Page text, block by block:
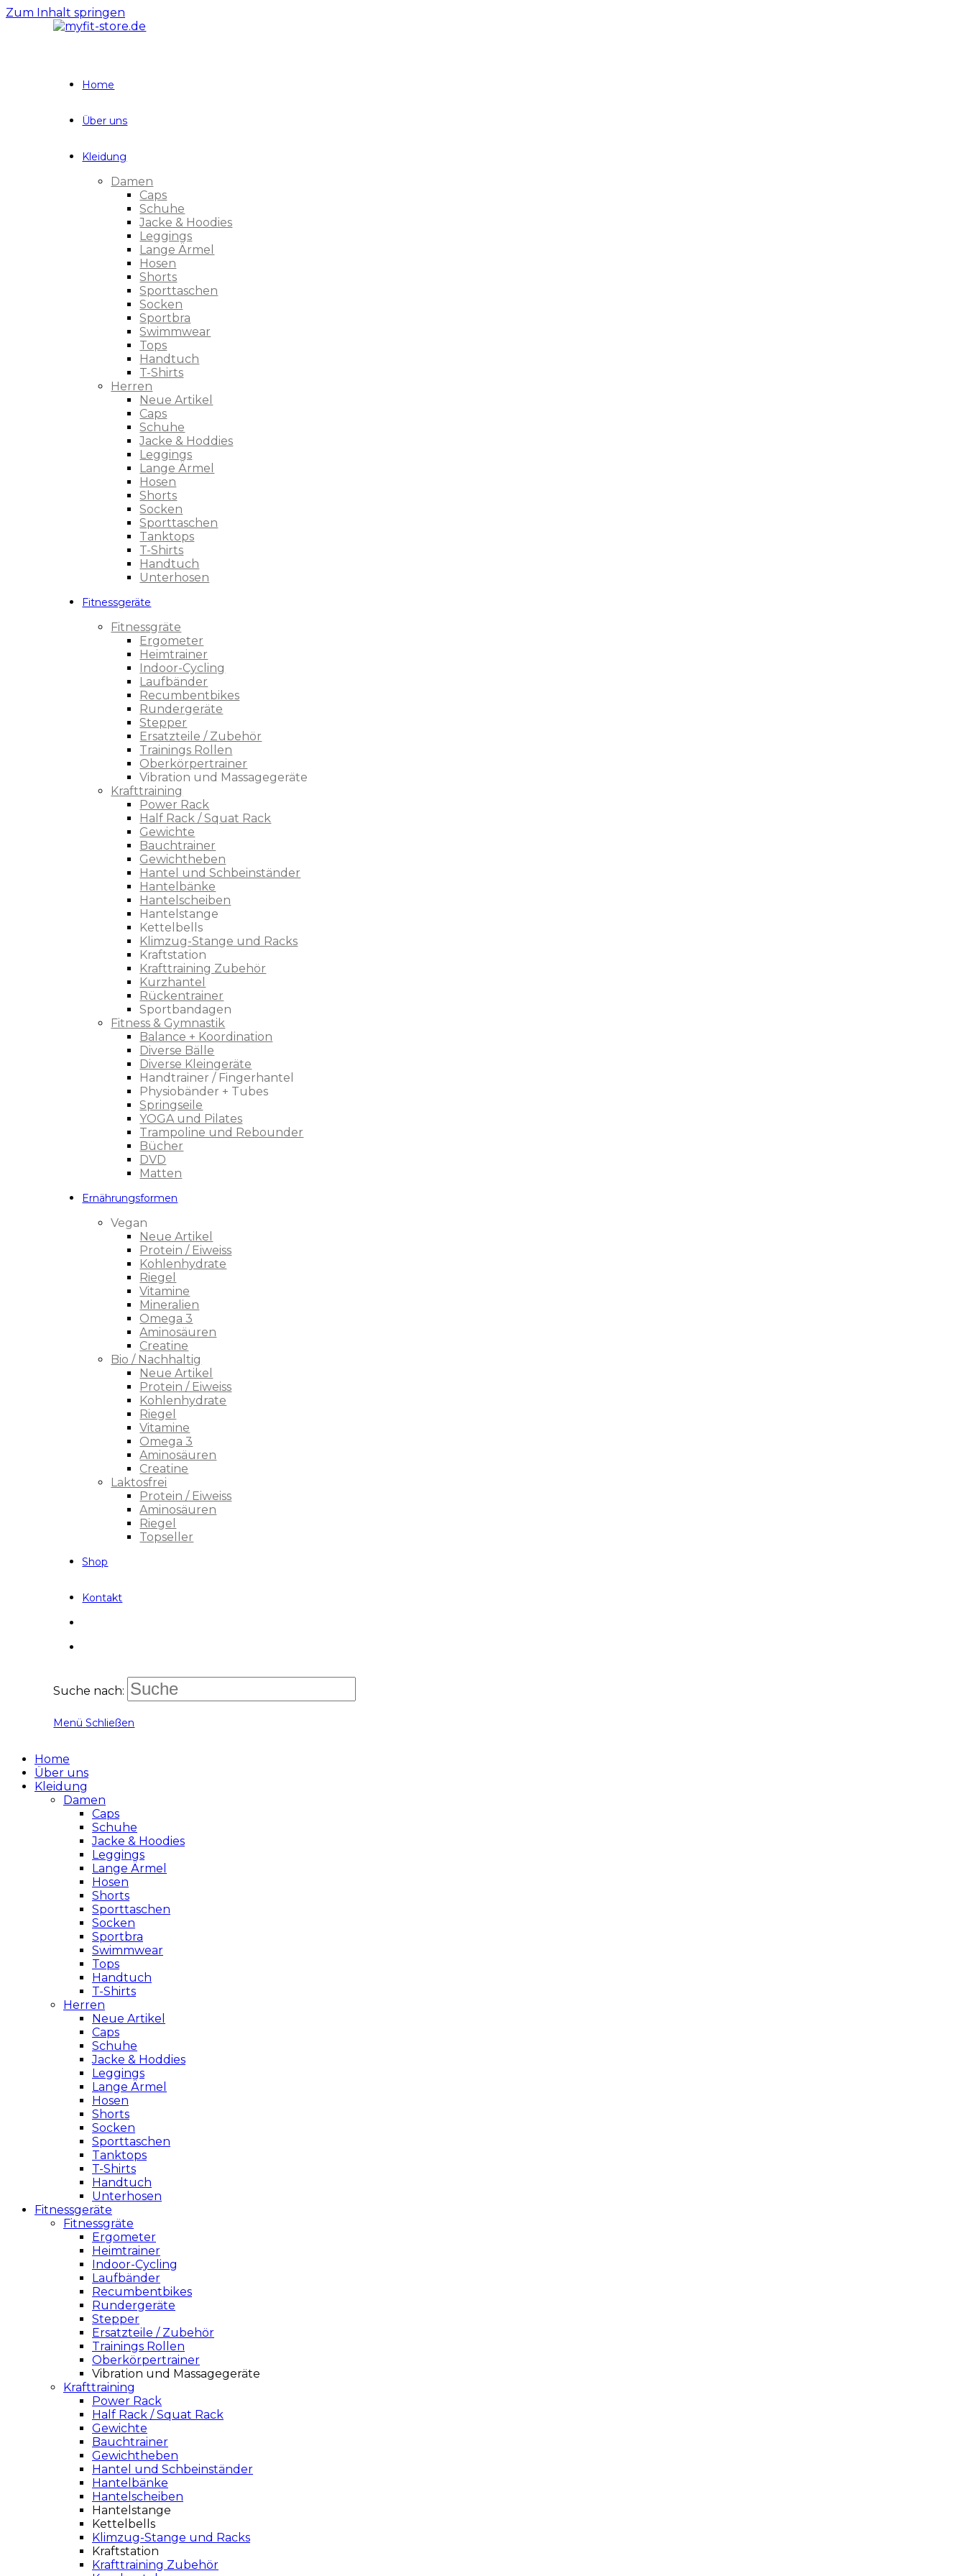
Zum Inhalt springen
Home
Über uns
Kleidung
Damen
Caps
Schuhe
Jacke & Hoodies
Leggings
Lange Ärmel
Hosen
Shorts
Sporttaschen
Socken
Sportbra
Swimmwear
Tops
Handtuch
T-Shirts
Herren
Neue Artikel
Caps
Schuhe
Jacke & Hoddies
Leggings
Lange Ärmel
Hosen
Shorts
Socken
Sporttaschen
Tanktops
T-Shirts
Handtuch
Unterhosen
Fitnessgeräte
Fitnessgräte
Ergometer
Heimtrainer
Indoor-Cycling
Laufbänder
Recumbentbikes
Rundergeräte
Stepper
Ersatzteile / Zubehör
Trainings Rollen
Oberkörpertrainer
Vibration und Massagegeräte
Krafttraining
Power Rack
Half Rack / Squat Rack
Gewichte
Bauchtrainer
Gewichtheben
Hantel und Schbeinständer
Hantelbänke
Hantelscheiben
Hantelstange
Kettelbells
Klimzug-Stange und Racks
Kraftstation
Krafttraining Zubehör
Kurzhantel
Rückentrainer
Sportbandagen
Fitness & Gymnastik
Balance + Koordination
Diverse Bälle
Diverse Kleingeräte
Handtrainer / Fingerhantel
Physiobänder + Tubes
Springseile
YOGA und Pilates
Trampoline und Rebounder
Bücher
DVD
Matten
Ernährungsformen
Vegan
Neue Artikel
Protein / Eiweiss
Kohlenhydrate
Riegel
Vitamine
Mineralien
Omega 3
Aminosäuren
Creatine
Bio / Nachhaltig
Neue Artikel
Protein / Eiweiss
Kohlenhydrate
Riegel
Vitamine
Omega 3
Aminosäuren
Creatine
Laktosfrei
Protein / Eiweiss
Aminosäuren
Riegel
Topseller
Shop
Kontakt
Suche nach:
Menü Schließen
Home
Über uns
Kleidung
Damen
Caps
Schuhe
Jacke & Hoodies
Leggings
Lange Ärmel
Hosen
Shorts
Sporttaschen
Socken
Sportbra
Swimmwear
Tops
Handtuch
T-Shirts
Herren
Neue Artikel
Caps
Schuhe
Jacke & Hoddies
Leggings
Lange Ärmel
Hosen
Shorts
Socken
Sporttaschen
Tanktops
T-Shirts
Handtuch
Unterhosen
Fitnessgeräte
Fitnessgräte
Ergometer
Heimtrainer
Indoor-Cycling
Laufbänder
Recumbentbikes
Rundergeräte
Stepper
Ersatzteile / Zubehör
Trainings Rollen
Oberkörpertrainer
Vibration und Massagegeräte
Krafttraining
Power Rack
Half Rack / Squat Rack
Gewichte
Bauchtrainer
Gewichtheben
Hantel und Schbeinständer
Hantelbänke
Hantelscheiben
Hantelstange
Kettelbells
Klimzug-Stange und Racks
Kraftstation
Krafttraining Zubehör